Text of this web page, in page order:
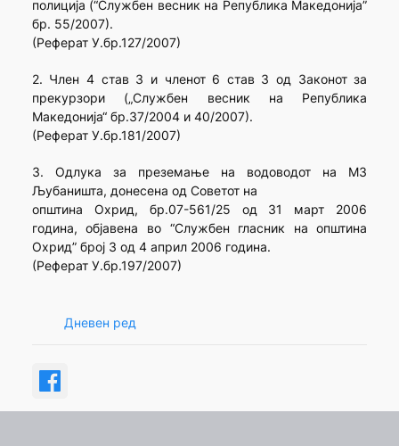
полиција (“Службен весник на Република Македонија”
бр. 55/2007).
(Реферат У.бр.127/2007)
2. Член 4 став 3 и членот 6 став 3 од Законот за
прекурзори („Службен весник на Република
Македонија“ бр.37/2004 и 40/2007).
(Реферат У.бр.181/2007)
3. Одлука за преземање на водоводот на МЗ
Љубаништа, донесена од Советот на
општина Охрид, бр.07-561/25 од 31 март 2006
година, објавена во “Службен гласник на општина
Охрид” број 3 од 4 април 2006 година.
(Реферат У.бр.197/2007)
Дневен ред